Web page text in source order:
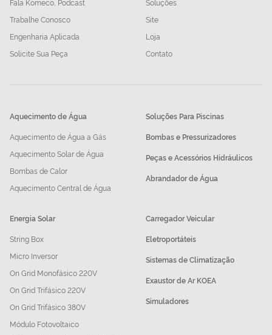
Fala Komeco, Podcast
Trabalhe Conosco
Engenharia Aplicada
Solicite Sua Peça
Soluções
Site
Loja
Contato
Aquecimento de Água
Aquecimento de Água a Gás
Aquecimento Solar de Água
Bombas de Calor
Aquecimento Central de Água
Soluções Para Piscinas
Bombas e Pressurizadores
Peças e Acessórios Hidráulicos
Abrandador de Água
Energia Solar
String Box
Micro Inversor
On Grid Monofásico 220V
On Grid Trifásico 220V
On Grid Trifásico 380V
Módulo Fotovoltaico
Carregador Veicular
Eletroportáteis
Sistemas de Climatização
Exaustor de Ar KOEA
Simuladores